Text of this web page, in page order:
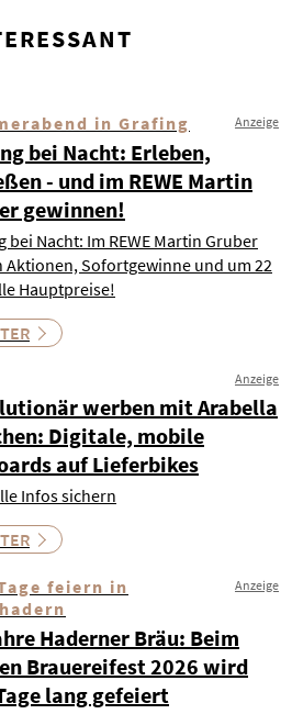
in Grafing Anzeige
bei Nacht: Erleben,
- und im REWE Martin
gewinnen!
bei Nacht: Im REWE Martin Gruber
Aktionen, Sofortgewinne und um 22
Hauptpreise!
Anzeige
werben mit Arabella
Digitale, mobile
auf Lieferbikes
Infos sichern
feiern in
Anzeige
Haderner Bräu: Beim
Brauereifest 2026 wird
lang gefeiert